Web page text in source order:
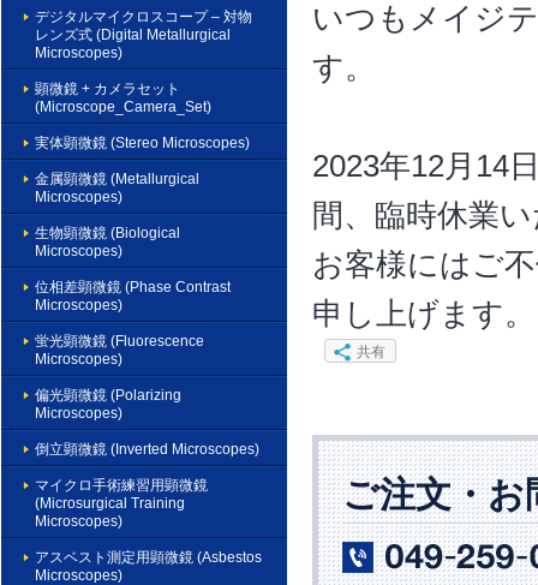
デジタルマイクロスコープ – 対物
レンズ式 (Digital Metallurgical
Microscopes)
顕微鏡 + カメラセット
(Microscope_Camera_Set)
実体顕微鏡 (Stereo Microscopes)
金属顕微鏡 (Metallurgical
Microscopes)
生物顕微鏡 (Biological
Microscopes)
位相差顕微鏡 (Phase Contrast
Microscopes)
蛍光顕微鏡 (Fluorescence
Microscopes)
偏光顕微鏡 (Polarizing
Microscopes)
倒立顕微鏡 (Inverted Microscopes)
マイクロ手術練習用顕微鏡
(Microsurgical Training
Microscopes)
アスベスト測定用顕微鏡 (Asbestos
Microscopes)
いつもメイジ
す。
2023年12月14
間、臨時休業
お客様にはご
申し上げます。
共有
ご注文・